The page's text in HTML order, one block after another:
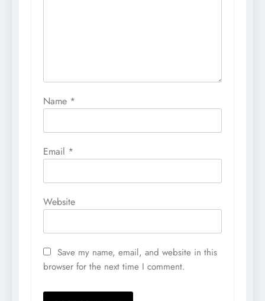
Name *
Email *
Website
Save my name, email, and website in this
browser for the next time I comment.